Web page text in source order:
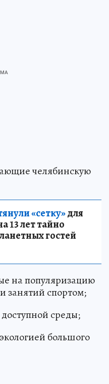
челябинскую
«сетку»для
13 лет тайно
гостей
на популяризацию
занятий спортом;
среды;
большого